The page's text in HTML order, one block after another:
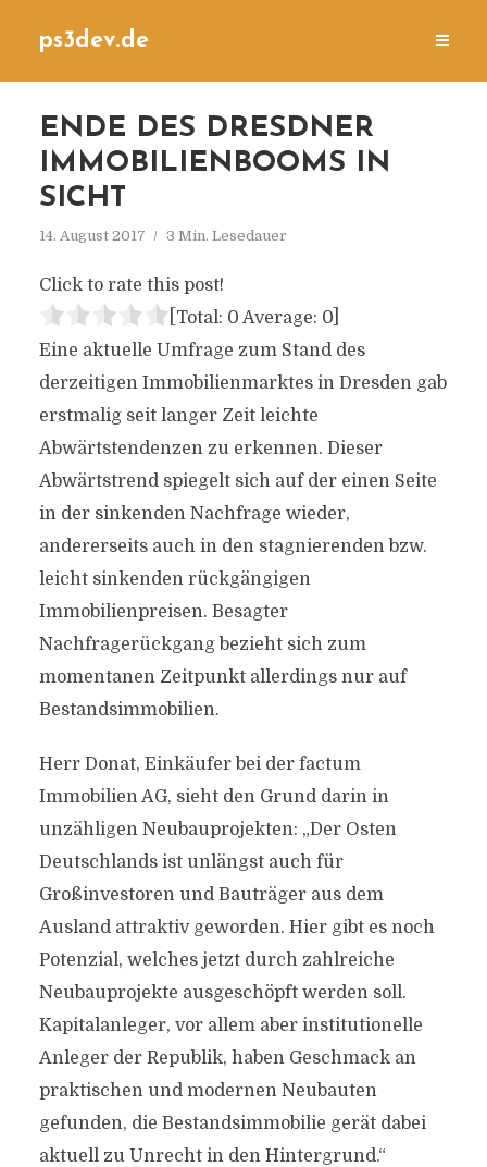
ps3dev.de
ENDE DES DRESDNER
IMMOBILIENBOOMS IN
SICHT
14. August 2017 3 Min. Lesedauer
Click to rate this post!
[Total: 0 Average: 0]
Eine aktuelle Umfrage zum Stand des
derzeitigen Immobilienmarktes in Dresden gab
erstmalig seit langer Zeit leichte
Abwärtstendenzen zu erkennen. Dieser
Abwärtstrend spiegelt sich auf der einen Seite
in der sinkenden Nachfrage wieder,
andererseits auch in den stagnierenden bzw.
leicht sinkenden rückgängigen
Immobilienpreisen. Besagter
Nachfragerückgang bezieht sich zum
momentanen Zeitpunkt allerdings nur auf
Bestandsimmobilien.
Herr Donat, Einkäufer bei der factum
Immobilien AG, sieht den Grund darin in
unzähligen Neubauprojekten: „Der Osten
Deutschlands ist unlängst auch für
Großinvestoren und Bauträger aus dem
Ausland attraktiv geworden. Hier gibt es noch
Potenzial, welches jetzt durch zahlreiche
Neubauprojekte ausgeschöpft werden soll.
Kapitalanleger, vor allem aber institutionelle
Anleger der Republik, haben Geschmack an
praktischen und modernen Neubauten
gefunden, die Bestandsimmobilie gerät dabei
aktuell zu Unrecht in den Hintergrund.“